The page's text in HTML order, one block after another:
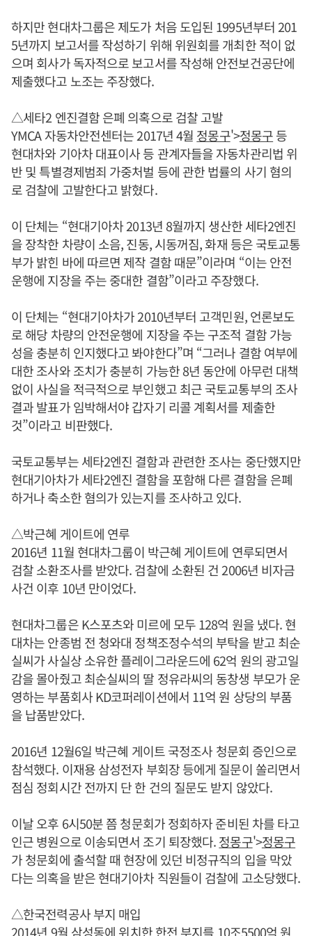
하지만 현대차그룹은 제도가 처음 도입된 1995년부터 201
5년까지 보고서를 작성하기 위해 위원회를 개최한 적이 없
으며 회사가 독자적으로 보고서를 작성해 안전보건공단에
제출했다고 노조는 주장했다.
△세타2 엔진결함 은폐 의혹으로 검찰 고발
YMCA 자동차안전센터는 2017년 4월 정몽구'>정몽구등
현대차와 기아차 대표이사 등 관계자들을 자동차관리법 위
반 및 특별경제범죄 가중처벌 등에 관한 법률의 사기 혐의
로 검찰에 고발한다고 밝혔다.
이 단체는 “현대기아차 2013년 8월까지 생산한 세타2엔진
을 장착한 차량이 소음, 진동, 시동꺼짐, 화재 등은 국토교통
부가 밝힌 바에 따르면 제작 결함 때문”이라며 “이는 안전
운행에 지장을 주는 중대한 결함”이라고 주장했다.
이 단체는 “현대기아차가 2010년부터 고객민원, 언론보도
로 해당 차량의 안전운행에 지장을 주는 구조적 결함 가능
성을 충분히 인지했다고 봐야한다”며 “그러나 결함 여부에
대한 조사와 조치가 충분히 가능한 8년 동안에 아무런 대책
없이 사실을 적극적으로 부인했고 최근 국토교통부의 조사
결과 발표가 임박해서야 갑자기 리콜 계획서를 제출한
것”이라고 비판했다.
국토교통부는 세타2엔진 결함과 관련한 조사는 중단했지만
현대기아차가 세타2엔진 결함을 포함해 다른 결함을 은폐
하거나 축소한 혐의가 있는지를 조사하고 있다.
△박근혜 게이트에 연루
2016년 11월 현대차그룹이 박근혜 게이트에 연루되면서
검찰 소환조사를 받았다. 검찰에 소환된 건 2006년 비자금
사건 이후 10년 만이었다.
현대차그룹은 K스포츠와 미르에 모두 128억 원을 냈다. 현
대차는 안종범 전 청와대 정책조정수석의 부탁을 받고 최순
실씨가 사실상 소유한 플레이그라운드에 62억 원의 광고일
감을 몰아줬고 최순실씨의 딸 정유라씨의 동창생 부모가 운
영하는 부품회사 KD코퍼레이션에서 11억 원 상당의 부품
을 납품받았다.
2016년 12월6일 박근혜 게이트 국정조사 청문회 증인으로
참석했다. 이재용 삼성전자 부회장 등에게 질문이 쏠리면서
점심 정회시간 전까지 단 한 건의 질문도 받지 않았다.
이날 오후 6시50분 쯤 청문회가 정회하자 준비된 차를 타고
인근 병원으로 이송되면서 조기 퇴장했다.정몽구'>정몽구
가 청문회에 출석할 때 현장에 있던 비정규직의 입을 막았
다는 의혹을 받은 현대기아차 직원들이 검찰에 고소당했다.
△한국전력공사 부지 매입
2014년 9월 삼성동에 위치한 한전 부지를 10조5500억 원